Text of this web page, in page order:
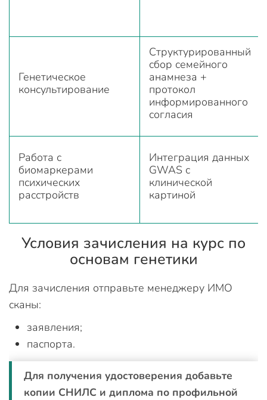
Генетическое
консультирование
Структурированный
сбор семейного
анамнеза +
протокол
информированного
согласия
Работа с
биомаркерами
психических
расстройств
Интеграция данных
GWAS с
клинической
картиной
Условия зачисления на курс по
основам генетики
Для зачисления отправьте менеджеру ИМО
сканы:
заявления;
паспорта.
Для получения удостоверения добавьте
копии СНИЛС и диплома по профильной